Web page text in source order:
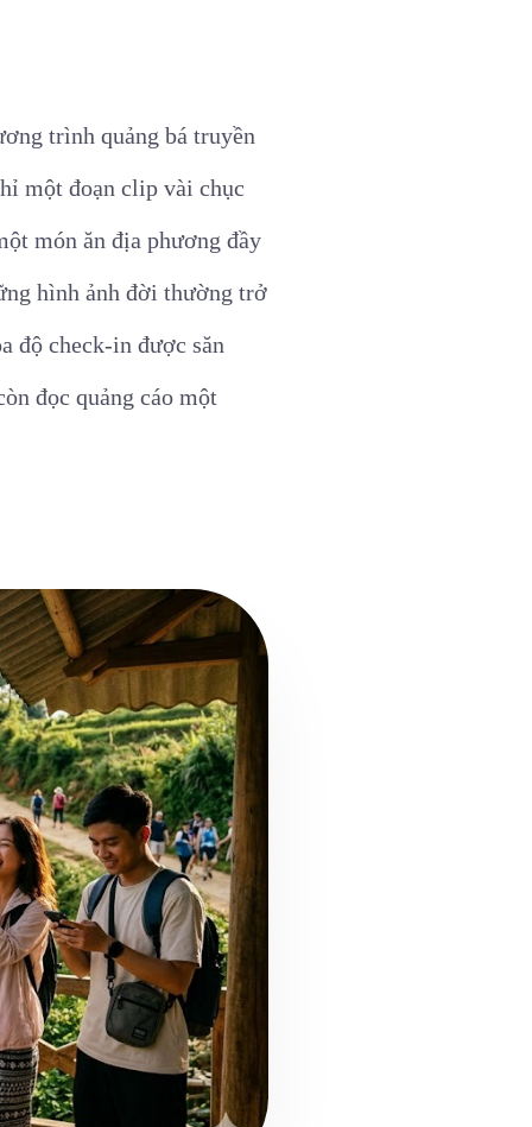
trình quảng bá truyền
một đoạn clip vài chục
món ăn địa phương đầy
hình ảnh đời thường trở
độ check-in được săn
đọc quảng cáo một